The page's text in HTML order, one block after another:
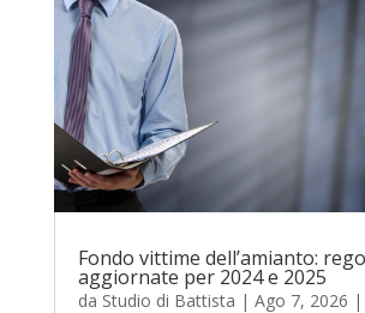
Fondo vittime dell’amianto:
aggiornate per 2024 e 2025
da Studio di Battista | Ago 7, 2026 |